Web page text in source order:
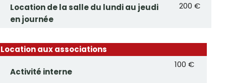
Location de la salle du lundi au jeudi
en journée
200 €
Location aux associations
Activité interne
100 €